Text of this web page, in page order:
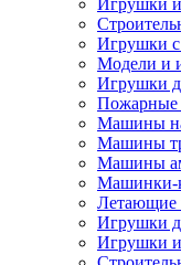
Игрушки с
Модели и
Игрушки
Машины
Машины
Машины
Машинки-
Летающие
Игрушки
Игрушки